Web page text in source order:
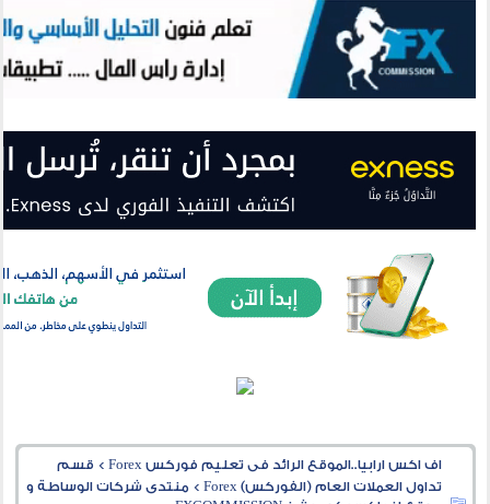
اف اكس ارابيا..الموقع الرائد فى تعليم فوركس Forex > قسم
تداول العملات العام (الفوركس) Forex
> منتدى شركات الوساطة و